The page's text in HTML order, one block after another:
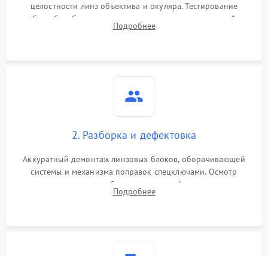
Поломка системы защиты
1000 ₽
целостности линз объектива и окуляра. Тестирование
работы барабанчиков ввода поправок, кольца отстройки
параллакса и зума. Выявление сколов, внутренних
Подробнее
2. Разборка и дефектовка
Аккуратный демонтаж линзовых блоков, оборачивающей
системы и механизма поправок спецключами. Осмотр
внутренних резьбовых соединений, пружин и
уплотнительных колец. Поиск причин люфта, смещения
Подробнее